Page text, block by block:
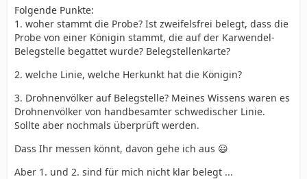
Folgende Punkte:
1. woher stammt die Probe? Ist zweifelsfrei belegt, dass die
Probe von einer Königin stammt, die auf der Karwendel-
Belegstelle begattet wurde? Belegstellenkarte?
2. welche Linie, welche Herkunkt hat die Königin?
3. Drohnenvölker auf Belegstelle? Meines Wissens waren es
Drohnenvölker von handbesamter schwedischer Linie.
Sollte aber nochmals überprüft werden.
Dass Ihr messen könnt, davon gehe ich aus 😃
Aber 1. und 2. sind für mich nicht klar belegt ...